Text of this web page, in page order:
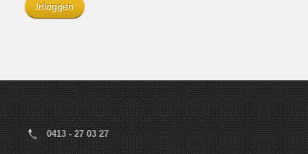
Inloggen
0413 - 27 03 27